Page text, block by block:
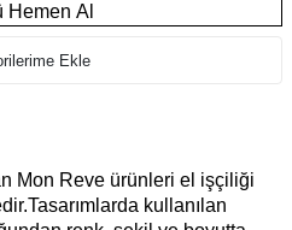
Hemen Al
Ekle
Mon Reve ürünleri el işçiliği
kullanılan